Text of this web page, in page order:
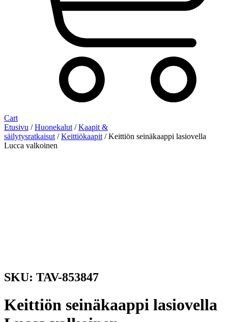
Cart
Etusivu /Huonekalut /Kaapit &
säilytysratkaisut /Keittiökaapit / Keittiön seinäkaappi lasiovella
Lucca valkoinen
SKU: TAV-853847
Keittiön seinäkaappi lasiovella